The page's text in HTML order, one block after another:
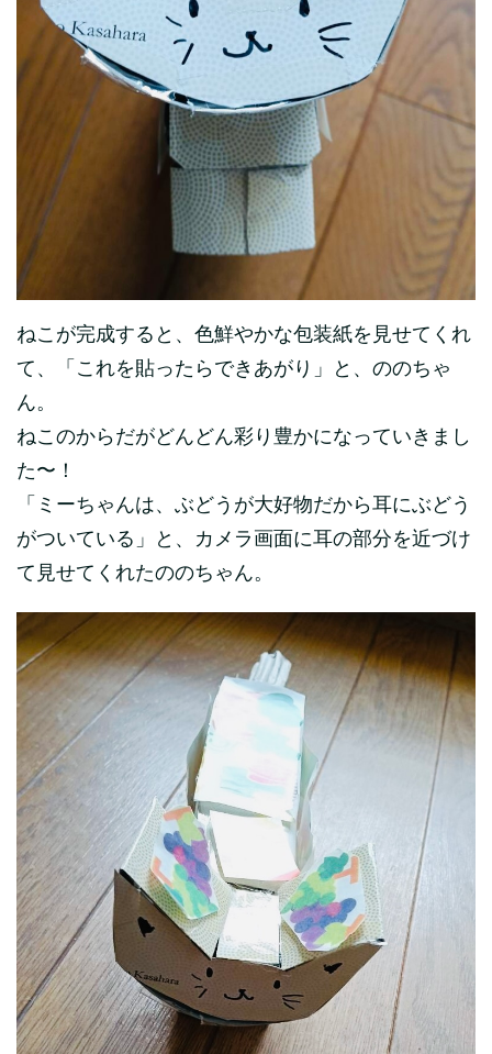
ねこが完成すると、色鮮やかな包装紙を見せてくれ
て、「これを貼ったらできあがり」と、ののちゃ
ん。
ねこのからだがどんどん彩り豊かになっていきまし
た〜！
「ミーちゃんは、ぶどうが大好物だから耳にぶどう
がついている」と、カメラ画面に耳の部分を近づけ
て見せてくれたののちゃん。